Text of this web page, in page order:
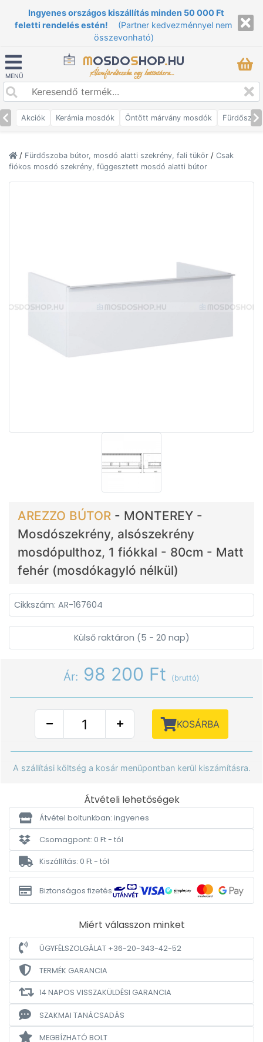
Ingyenes országos kiszállítás minden 50 000 Ft
feletti rendelés estén!
(Partner kedvezménnyel nem
összevonható)
MENÜ
MOSDOSHOP.HU
Álomfürdőszoba egy kattintásra...
Akciók Kerámia mosdók Öntött márvány mosdók
/ Fürdőszoba bútor, mosdó alatti szekrény, fali tükör / Csak
fiókos mosdó szekrény, függesztett mosdó alatti bútor
AREZZO BÚTOR - MONTEREY -
Mosdószekrény, alsószekrény
mosdópulthoz, 1 fiókkal - 80cm - Matt
fehér (mosdókagyló nélkül)
Cikkszám: AR-167604
Külső raktáron (5 - 20 nap)
Ár: 98 200 Ft (bruttó)
KOSÁRBA
A szállítási költség a kosár menüpontban kerül kiszámításra.
Átvételi lehetőségek
Átvétel boltunkban: ingyenes
Csomagpont: 0 Ft - tól
Kiszállítás: 0 Ft - tól
Biztonságos fizetés
Miért válasszon minket
ÜGYFÉLSZOLGÁLAT +36-20-343-42-52
TERMÉK GARANCIA
14 NAPOS VISSZAKÜLDÉSI GARANCIA
SZAKMAI TANÁCSADÁS
MEGBÍZHATÓ BOLT